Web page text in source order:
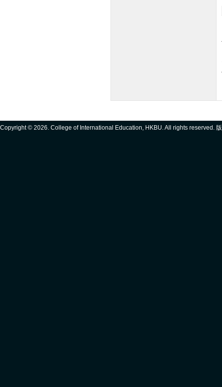
Copyright © 2026. College of International Education, HKBU. All rights reserved.